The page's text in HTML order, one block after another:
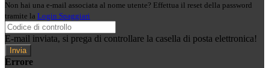
Non hai una e-mail associata al nome utente? Effettua il reset della password
tramite la Login Spaggiari
E-mail inviata, si prega di controllare la casella di posta elettronica!
Errore